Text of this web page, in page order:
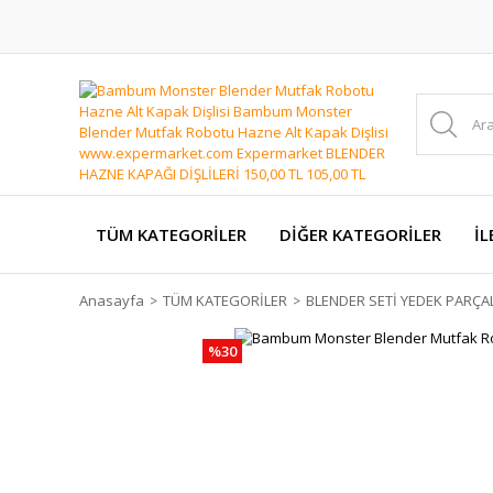
TÜM KATEGORİLER DİĞER KATEGORİLER
Anasayfa TÜM KATEGORİLER BLENDER SETİ YEDEK
%30